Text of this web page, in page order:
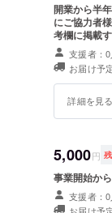
開業から半
にご協力者
考欄に掲載
支援者：
お届け予
詳細を見
5,000円
事業開始か
支援者：
お届け予